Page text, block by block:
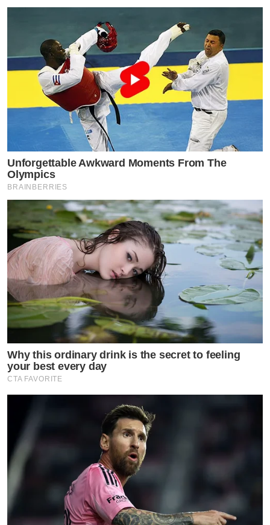
Unforgettable Awkward Moments From The
Olympics
BRAINBERRIES
Why this ordinary drink is the secret to feeling
your best every day
CTA FAVORITE